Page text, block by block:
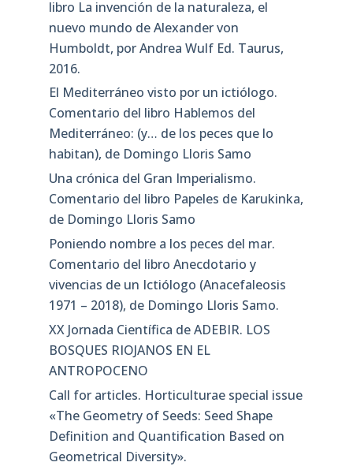
libro La invención de la naturaleza, el
nuevo mundo de Alexander von
Humboldt, por Andrea Wulf Ed. Taurus,
2016.
El Mediterráneo visto por un ictiólogo.
Comentario del libro Hablemos del
Mediterráneo: (y… de los peces que lo
habitan), de Domingo Lloris Samo
Una crónica del Gran Imperialismo.
Comentario del libro Papeles de Karukinka,
de Domingo Lloris Samo
Poniendo nombre a los peces del mar.
Comentario del libro Anecdotario y
vivencias de un Ictiólogo (Anacefaleosis
1971 – 2018), de Domingo Lloris Samo.
XX Jornada Científica de ADEBIR. LOS
BOSQUES RIOJANOS EN EL
ANTROPOCENO
Call for articles. Horticulturae special issue
«The Geometry of Seeds: Seed Shape
Definition and Quantification Based on
Geometrical Diversity»​.